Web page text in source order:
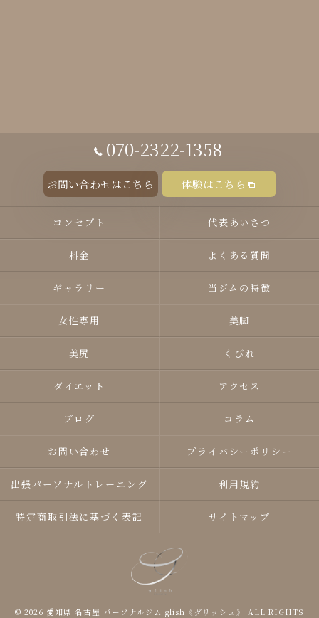
070-2322-1358
お問い合わせはこちら 体験はこちら
コンセプト 代表あいさつ
料金 よくある質問
ギャラリー 当ジムの特徴
女性専用 美脚
美尻 くびれ
ダイエット アクセス
ブログ コラム
お問い合わせ プライバシーポリシー
出張パーソナルトレーニング 利用規約
特定商取引法に基づく表記 サイトマップ
© 2026 愛知県 名古屋 パーソナルジム glish《グリッシュ》 ALL RIGHTS